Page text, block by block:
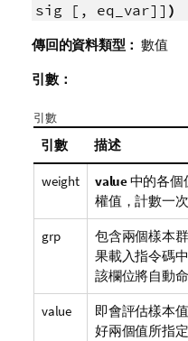
sig [, eq_var]] )
傳回的資料類型： 數值
引數：
引數
引數 描述
weight value中的各個
權值，計數一次
grp
包含兩個樣本
果載入指令碼
該欄位將自動
value 即會評估樣本
好兩個值所指